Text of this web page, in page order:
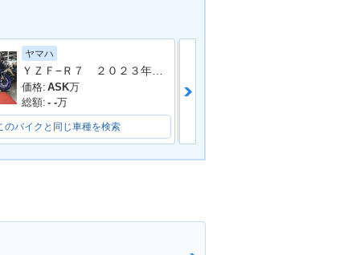
ZX-6R・
ンジ
2020年 Ninja ZX-6R K
RT Edition・カラーチェ
ヤマハ
ＹＺＦ−Ｒ７ ２０２３年モデル 新車 ＡＢＳ アシスト＆スリッパ−クラッチ フルＬＣＤメーター ＬＥＤヘッドランプ
価格: ASK万
総額: - -万
のバイクと同じ車種を検索